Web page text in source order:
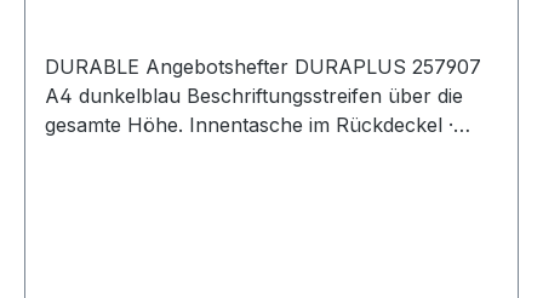
DURABLE Angebotshefter DURAPLUS 257907
A4 dunkelblau Beschriftungsstreifen über die
gesamte Höhe. Innentasche im Rückdeckel ·